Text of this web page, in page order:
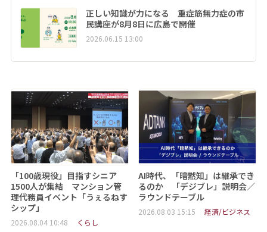
正しい知識が力になる 重症筋無力症の市
民講座が8月8日に広島で開催
2026.06.15 13:00
「100歳現役」目指すシニア
1500人が集結 マンション管
理代務員イベント「うぇるねす
シップ」
2026.08.04 10:48 くらし
AI時代、「暗黙知」は継承でき
るのか 「デジブレ」説明会／
ラウンドテーブル
2026.08.03 15:15 経済/ビジネス